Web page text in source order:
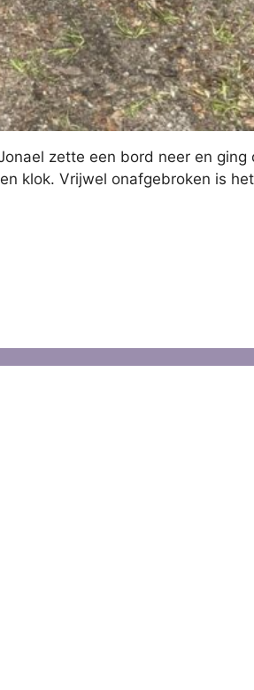
zette een bord neer en ging
klok. Vrijwel onafgebroken is